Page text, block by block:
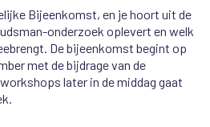
Bijeenkomst, en je hoort uit de
onderzoek oplevert en welk
De bijeenkomst begint op
met de bijdrage van de
later in de middag gaat